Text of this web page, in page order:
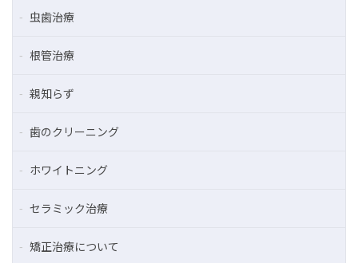
虫歯治療
根管治療
親知らず
歯のクリーニング
ホワイトニング
セラミック治療
矯正治療について